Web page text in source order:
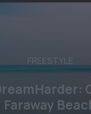
FREESTYLE
Faraway